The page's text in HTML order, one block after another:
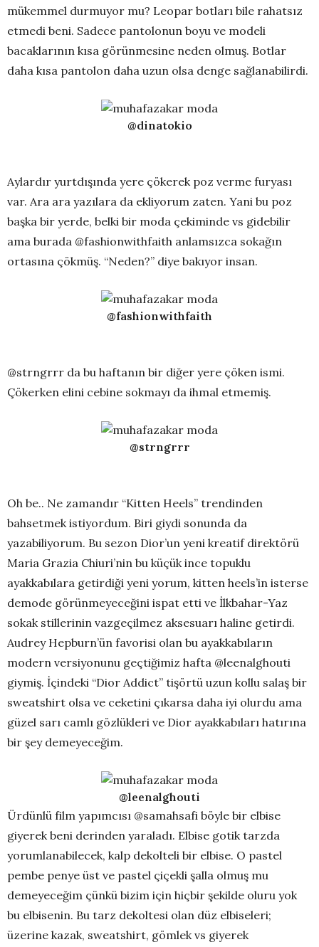
mükemmel durmuyor mu? Leopar botları bile rahatsız
etmedi beni. Sadece pantolonun boyu ve modeli
bacaklarının kısa görünmesine neden olmuş. Botlar
daha kısa pantolon daha uzun olsa denge sağlanabilirdi.
@dinatokio
Aylardır yurtdışında yere çökerek poz verme furyası
var. Ara ara yazılara da ekliyorum zaten. Yani bu poz
başka bir yerde, belki bir moda çekiminde vs gidebilir
ama burada @fashionwithfaith anlamsızca sokağın
ortasına çökmüş. “Neden?” diye bakıyor insan.
@fashionwithfaith
@strngrrr da bu haftanın bir diğer yere çöken ismi.
Çökerken elini cebine sokmayı da ihmal etmemiş.
@strngrrr
Oh be.. Ne zamandır “Kitten Heels” trendinden
bahsetmek istiyordum. Biri giydi sonunda da
yazabiliyorum. Bu sezon Dior’un yeni kreatif direktörü
Maria Grazia Chiuri’nin bu küçük ince topuklu
ayakkabılara getirdiği yeni yorum, kitten heels’in isterse
demode görünmeyeceğini ispat etti ve İlkbahar-Yaz
sokak stillerinin vazgeçilmez aksesuarı haline getirdi.
Audrey Hepburn’ün favorisi olan bu ayakkabıların
modern versiyonunu geçtiğimiz hafta @leenalghouti
giymiş. İçindeki “Dior Addict” tişörtü uzun kollu salaş bir
sweatshirt olsa ve ceketini çıkarsa daha iyi olurdu ama
güzel sarı camlı gözlükleri ve Dior ayakkabıları hatırına
bir şey demeyeceğim.
@leenalghouti
Ürdünlü film yapımcısı @samahsafi böyle bir elbise
giyerek beni derinden yaraladı. Elbise gotik tarzda
yorumlanabilecek, kalp dekolteli bir elbise. O pastel
pembe penye üst ve pastel çiçekli şalla olmuş mu
demeyeceğim çünkü bizim için hiçbir şekilde oluru yok
bu elbisenin. Bu tarz dekoltesi olan düz elbiseleri;
üzerine kazak, sweatshirt, gömlek vs giyerek